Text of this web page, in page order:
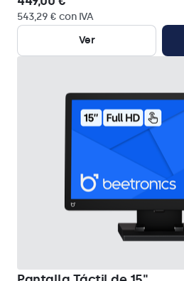
543,29 € con IVA
Ver